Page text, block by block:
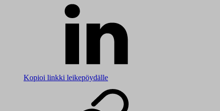
Kopioi linkki leikepöydälle